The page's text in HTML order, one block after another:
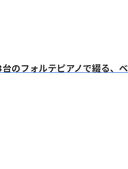
のフォルテピアノで綴る、